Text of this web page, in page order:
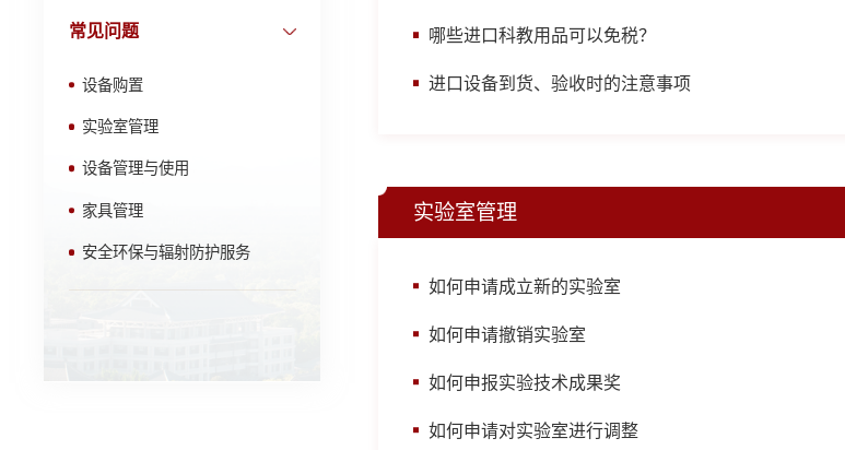
常见问题
设备购置
实验室管理
设备管理与使用
家具管理
安全环保与辐射防护服务
哪些进口科教用品可以免税？
进口设备到货、验收时的注意事项
实验室管理
如何申请成立新的实验室
如何申请撤销实验室
如何申报实验技术成果奖
如何申请对实验室进行调整